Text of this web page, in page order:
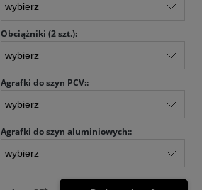
Obciążniki (2 szt.):
Agrafki do szyn PCV::
Agrafki do szyn aluminiowych::